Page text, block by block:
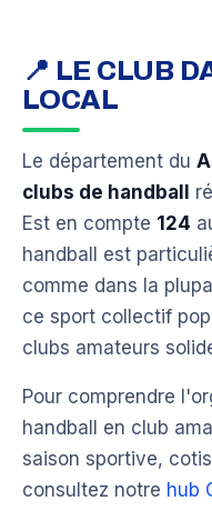
📍 LE CLUB
LOCAL
Le département du
clubs de handball
Est en compte 124
handball est
comme dans la
ce sport collectif
clubs amateurs
Pour comprendre
handball en club
saison sportive,
consultez notre hub